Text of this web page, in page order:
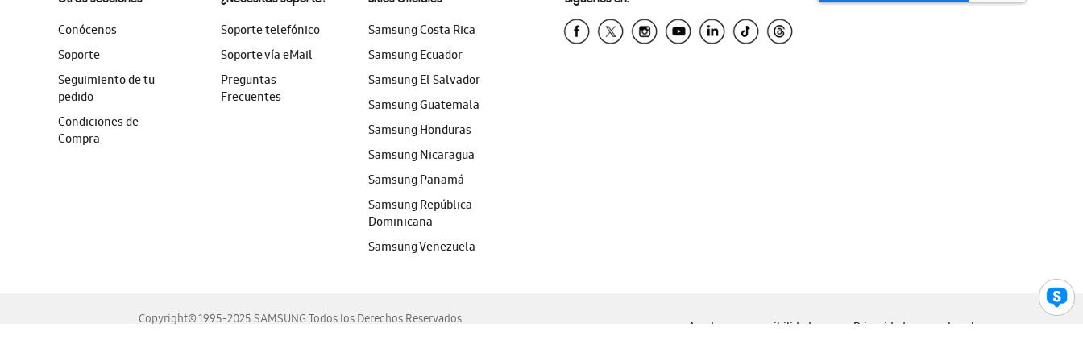
Conócenos
Soporte
Seguimiento de tu
pedido
Condiciones de
Compra
Soporte telefónico
Soporte vía eMail
Preguntas
Frecuentes
Samsung Costa Rica
Samsung Ecuador
Samsung El Salvador
Samsung Guatemala
Samsung Honduras
Samsung Nicaragua
Samsung Panamá
Samsung República
Dominicana
Samsung Venezuela
Copyright© 1995-2025 SAMSUNG Todos los Derechos Reservados.
Ayuda para accesibilidad Privacidad Legal